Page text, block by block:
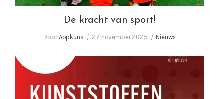
De kracht van sport!
DoorAppkuns 27 november 2025 Nieuws